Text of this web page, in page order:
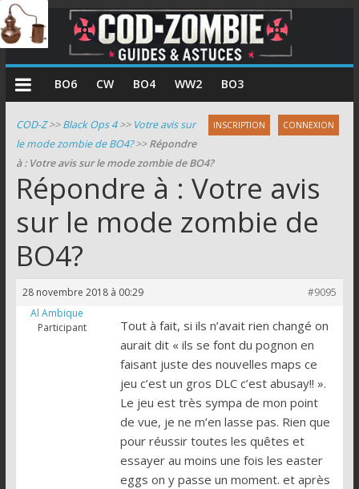
COD
Zombie
Guides
et
astuces
le
mode
zombie
de
Call
BO6 CW BO4 WW2 BO3
INSCRIPTION CONNEXION
COD-Z>>Black Ops 4>> Votre avis sur
le mode zombie de BO4?>>Répondre
à : Votre avis sur le mode zombie de BO4?
Répondre à : Votre avis
sur le mode zombie de
BO4?
28 novembre 2018 à 00:29
#9095
Al Ambique
Participant
Tout à fait, si ils n’avait rien changé on
aurait dit « ils se font du pognon en
faisant juste des nouvelles maps ce
jeu c’est un gros DLC c’est abusay!! ».
Le jeu est très sympa de mon point
de vue, je ne m’en lasse pas. Rien que
pour réussir toutes les quêtes et
essayer au moins une fois les easter
eggs on y passe un moment. et après